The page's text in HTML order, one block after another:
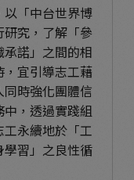
以「中台世界博
究，了解「參
諾」之間的相
宜引導志工藉
時強化團體信
，透過實踐組
永續地於「工
習」之良性循